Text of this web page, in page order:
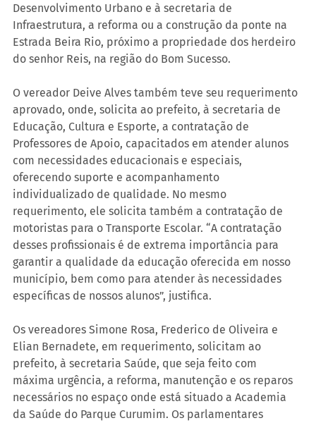
Desenvolvimento Urbano e à secretaria de
Infraestrutura, a reforma ou a construção da ponte na
Estrada Beira Rio, próximo a propriedade dos herdeiro
do senhor Reis, na região do Bom Sucesso.
O vereador Deive Alves também teve seu requerimento
aprovado, onde, solicita ao prefeito, à secretaria de
Educação, Cultura e Esporte, a contratação de
Professores de Apoio, capacitados em atender alunos
com necessidades educacionais e especiais,
oferecendo suporte e acompanhamento
individualizado de qualidade. No mesmo
requerimento, ele solicita também a contratação de
motoristas para o Transporte Escolar. “A contratação
desses profissionais é de extrema importância para
garantir a qualidade da educação oferecida em nosso
município, bem como para atender às necessidades
específicas de nossos alunos”, justifica.
Os vereadores Simone Rosa, Frederico de Oliveira e
Elian Bernadete, em requerimento, solicitam ao
prefeito, à secretaria Saúde, que seja feito com
máxima urgência, a reforma, manutenção e os reparos
necessários no espaço onde está situado a Academia
da Saúde do Parque Curumim. Os parlamentares